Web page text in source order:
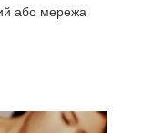
або мережа